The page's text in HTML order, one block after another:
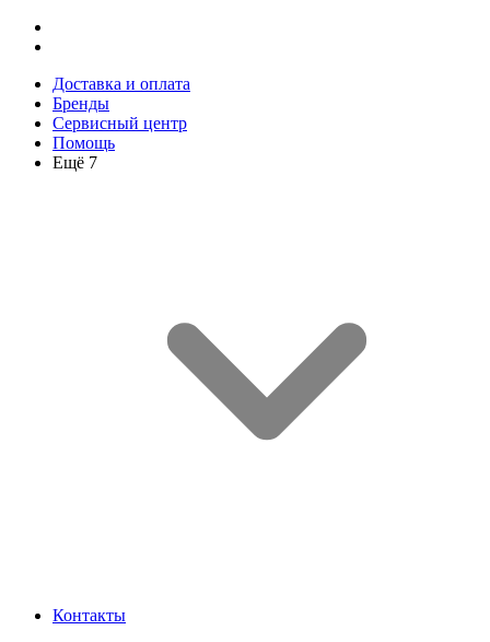
Доставка и оплата
Бренды
Сервисный центр
Помощь
Ещё 7
Контакты